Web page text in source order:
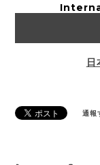
日
通報